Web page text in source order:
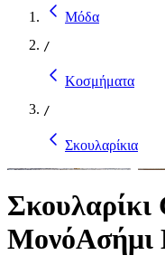
Μόδα
/
Κοσμήματα
/
Σκουλαρίκια
ΜονόΑσήμι